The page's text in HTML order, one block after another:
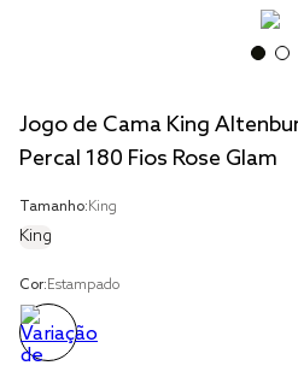
Jogo de Cama King
Percal 180 Fios Rose Glam
Tamanho:King
King
Cor:Estampado
fronha
jogos cama
travesseiro
cobre leito